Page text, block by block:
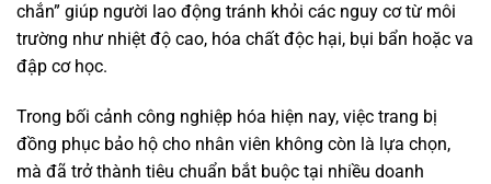
chắn” giúp người lao động tránh khỏi các nguy cơ từ môi
trường như nhiệt độ cao, hóa chất độc hại, bụi bẩn hoặc va
đập cơ học.
Trong bối cảnh công nghiệp hóa hiện nay, việc trang bị
đồng phục bảo hộ cho nhân viên không còn là lựa chọn,
mà đã trở thành tiêu chuẩn bắt buộc tại nhiều doanh